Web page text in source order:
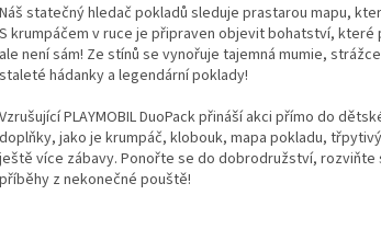
Náš statečný hledač pokladů sleduje prastarou mapu,
S krumpáčem v ruce je připraven objevit bohatství, které
ale není sám! Ze stínů se vynořuje tajemná mumie,
staleté hádanky a legendární poklady!
Vzrušující PLAYMOBIL DuoPack přináší akci přímo do
doplňky, jako je krumpáč, klobouk, mapa pokladu,
ještě více zábavy. Ponořte se do dobrodružství, rozviňte
příběhy z nekonečné pouště!